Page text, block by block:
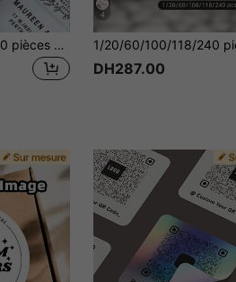
1/30/60/120/240/480 pièces Étiquettes d'adresse personnalisées, Étiquettes d'adresse de mariage personnalisées, Autocollants d'adresse de retour personnalisés convenant pour les cartes, les enveloppes, autocollants résistants à l'eau et à l'huile, autocollants transparents, multifonctionnels, décoratifs, exquis, à la mode, de haute qualité, autocollants uniques, parfaits pour la salle de thé, la maison, le jardin, la décoration de bureau, cadeau idéal pour lui, elle, la famille, les amis, les couples, parfaits pour le mariage, l'anniversaire, la Saint-Valentin, la Fête des Mères, l'anniversaire, la Fête des Pères, la remise des diplômes
4
DH287.00